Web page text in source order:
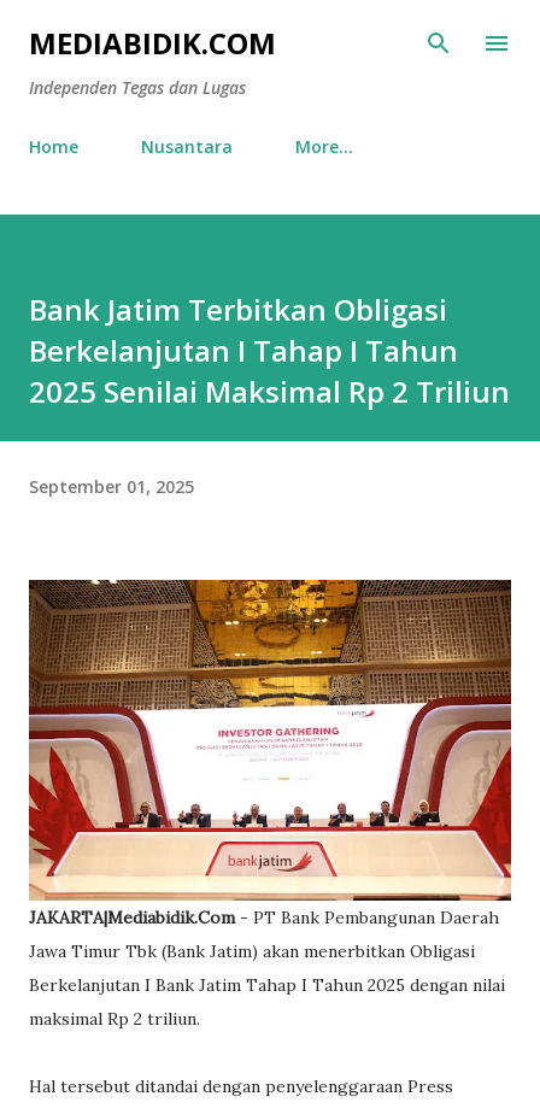
Skip to main content
MEDIABIDIK.COM
Independen Tegas dan Lugas
Home Nusantara More…
Bank Jatim Terbitkan Obligasi
Berkelanjutan I Tahap I Tahun
2025 Senilai Maksimal Rp 2 Triliun
September 01, 2025
JAKARTA|Mediabidik.Com- PT Bank Pembangunan Daerah
Jawa Timur Tbk (Bank Jatim) akan menerbitkan Obligasi
Berkelanjutan I Bank Jatim Tahap I Tahun 2025 dengan nilai
maksimal Rp 2 triliun.
Hal tersebut ditandai dengan penyelenggaraan Press